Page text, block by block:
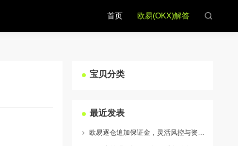
首页 欧易(OKX)解答
宝贝分类
最近发表